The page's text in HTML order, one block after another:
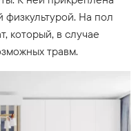
физкультурой. На пол
который, в случае
травм.